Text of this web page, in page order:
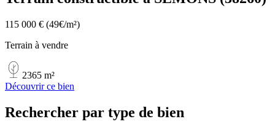
115 000 € (49€/m²)
Terrain à vendre
2365 m²
Découvrir ce bien
Rechercher par type de bien